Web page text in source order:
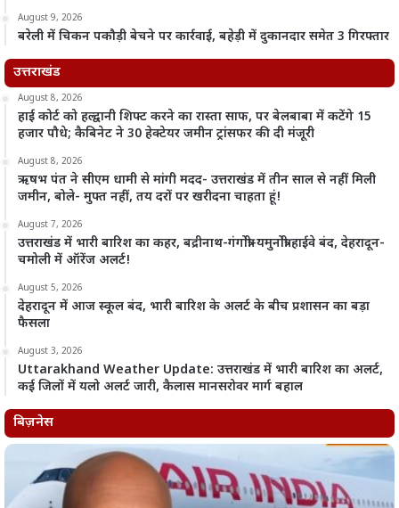
August 9, 2026
बरेली में चिकन पकौड़ी बेचने पर कार्रवाई, बहेड़ी में दुकानदार समेत 3 गिरफ्तार
उत्तराखंड
August 8, 2026
हाई कोर्ट को हल्द्वानी शिफ्ट करने का रास्ता साफ, पर बेलबाबा में कटेंगे 15
हजार पौधे; कैबिनेट ने 30 हेक्टेयर जमीन ट्रांसफर की दी मंजूरी
August 8, 2026
ऋषभ पंत ने सीएम धामी से मांगी मदद- उत्तराखंड में तीन साल से नहीं मिली
जमीन, बोले- मुफ्त नहीं, तय दरों पर खरीदना चाहता हूं!
August 7, 2026
उत्तराखंड में भारी बारिश का कहर, बद्रीनाथ-गंगोत्री-यमुनोत्री हाईवे बंद, देहरादून-
चमोली में ऑरेंज अलर्ट!
August 5, 2026
देहरादून में आज स्कूल बंद, भारी बारिश के अलर्ट के बीच प्रशासन का बड़ा
फैसला
August 3, 2026
Uttarakhand Weather Update: उत्तराखंड में भारी बारिश का अलर्ट,
कई जिलों में यलो अलर्ट जारी, कैलास मानसरोवर मार्ग बहाल
बिज़नेस